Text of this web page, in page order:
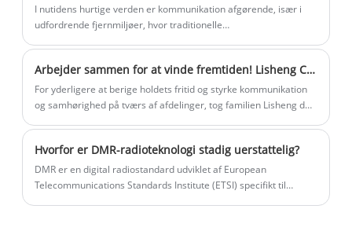
reparationsfærdigheder," Employee Skills Competition med
temaet ydre træstil.
I nutidens hurtige verden er kommunikation afgørende, især i
udfordrende fjernmiljøer, hvor traditionelle
Arbejder sammen for at vinde fremtiden! Lisheng Communications udendørs teambuilding og udvidelse i 2025 var en komplet succes
For yderligere at berige holdets fritid og styrke kommunikation
og samhørighed på tværs af afdelinger, tog familien Lisheng den
Breaking Through Self-Improvements; Uniting Strengths,
Winning the Future Together."
Hvorfor er DMR-radioteknologi stadig uerstattelig?
DMR er en digital radiostandard udviklet af European
Telecommunications Standards Institute (ETSI) specifikt til